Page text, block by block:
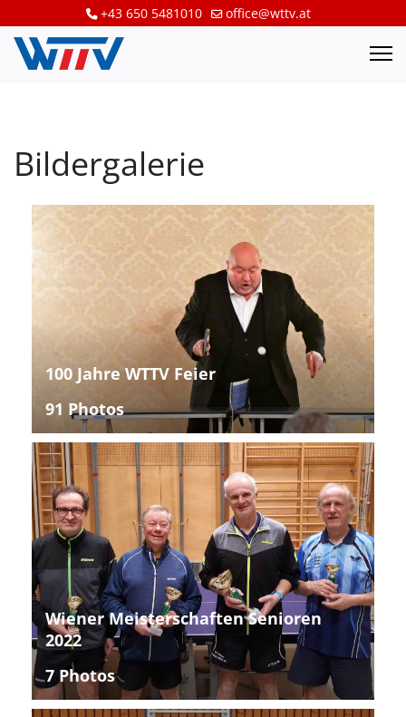
+43 650 5481010 office@wttv.at
Bildergalerie
100 Jahre WTTV Feier
91 Photos
Wiener Meisterschaften Senioren
2022
7 Photos